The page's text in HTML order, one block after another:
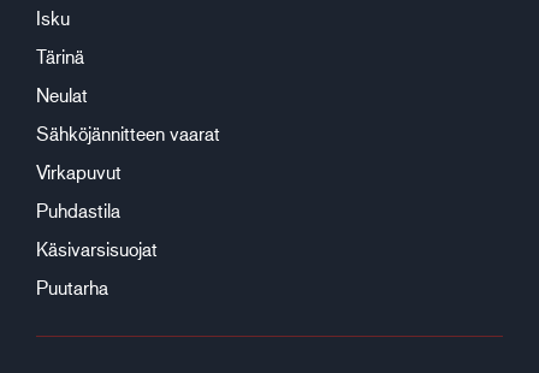
Isku
Tärinä
Neulat
Sähköjännitteen vaarat
Virkapuvut
Puhdastila
Käsivarsisuojat
Puutarha